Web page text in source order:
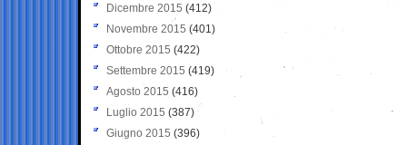
Dicembre 2015 (412)
Novembre 2015 (401)
Ottobre 2015 (422)
Settembre 2015 (419)
Agosto 2015 (416)
Luglio 2015 (387)
Giugno 2015 (396)